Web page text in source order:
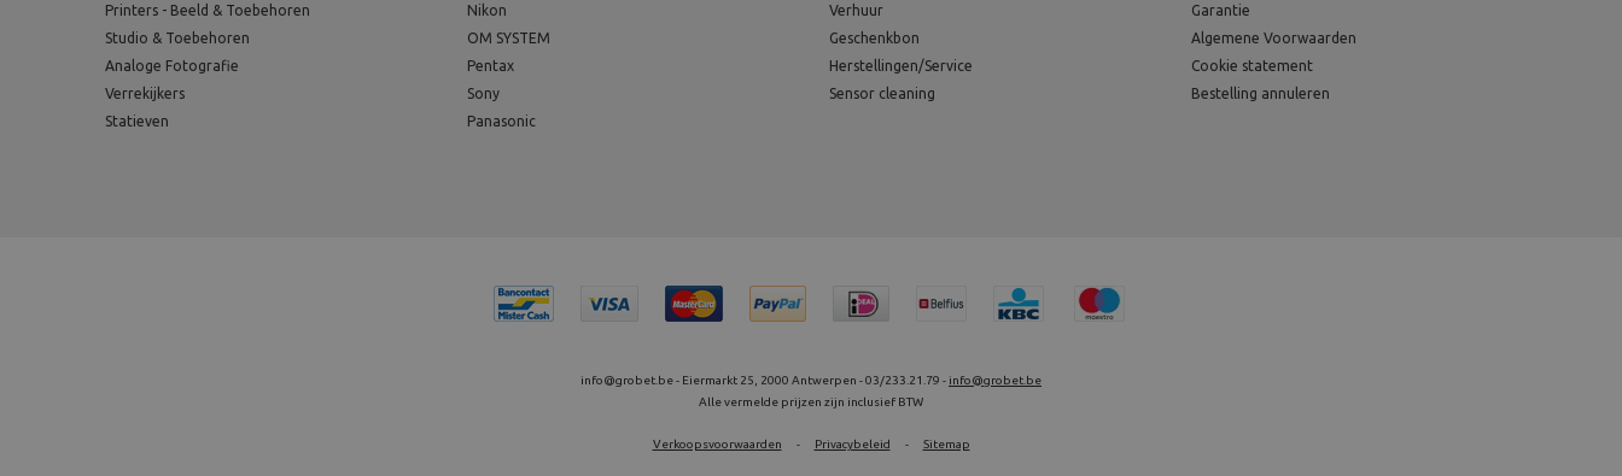
Printers - Beeld & Toebehoren
Studio & Toebehoren
Analoge Fotografie
Verrekijkers
Statieven
Nikon
OM SYSTEM
Pentax
Sony
Panasonic
Verhuur
Geschenkbon
Herstellingen/Service
Sensor cleaning
Garantie
Algemene Voorwaarden
Cookie statement
Bestelling annuleren
info@grobet.be - Eiermarkt 25, 2000 Antwerpen - 03/233.21.79 - info@grobet.be
Alle vermelde prijzen zijn inclusief BTW
Verkoopsvoorwaarden - Privacybeleid - Sitemap